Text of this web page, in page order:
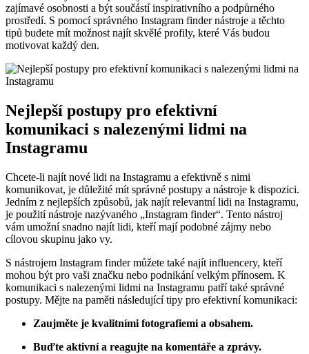
zajímavé osobnosti a být součástí inspirativního a podpůrného
prostředí. S pomocí správného Instagram finder nástroje a těchto
tipů budete mít možnost najít skvělé profily, které Vás budou
motivovat každý den.
Nejlepší postupy pro efektivní
komunikaci s nalezenými lidmi na
Instagramu
Chcete-li najít nové lidi na Instagramu a efektivně s nimi
komunikovat, je důležité mít správné postupy a nástroje k dispozici.
Jedním z nejlepších způsobů, jak najít relevantní lidi na Instagramu,
je použití nástroje nazývaného „Instagram finder“. Tento nástroj
vám umožní snadno najít lidi, kteří mají podobné zájmy nebo
cílovou skupinu jako vy.
S nástrojem Instagram finder můžete také najít influencery, kteří
mohou být pro vaši značku nebo podnikání velkým přínosem. K
komunikaci s nalezenými lidmi na Instagramu patří také správné
postupy. Mějte na paměti následující tipy pro efektivní komunikaci:
Zaujměte je kvalitními fotografiemi a obsahem.
Buďte aktivní a reagujte na komentáře a zprávy.